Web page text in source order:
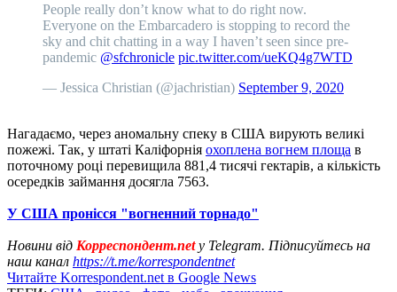
People really don’t know what to do right now.
Everyone on the Embarcadero is stopping to record the
sky and chit chatting in a way I haven’t seen since pre-
pandemic @sfchronicle pic.twitter.com/ueKQ4g7WTD
— Jessica Christian (@jachristian) September 9, 2020
Нагадаємо, через аномальну спеку в США вирують великі
пожежі. Так, у штаті Каліфорнія охоплена вогнем площа в
поточному році перевищила 881,4 тисячі гектарів, а кількість
осередків займання досягла 7563.
У США пронісся "вогненний торнадо"
Новини від Корреспондент.netу Telegram. Підписуйтесь на
наш канал https://t.me/korrespondentnet
Читайте Korrespondent.net в Google News